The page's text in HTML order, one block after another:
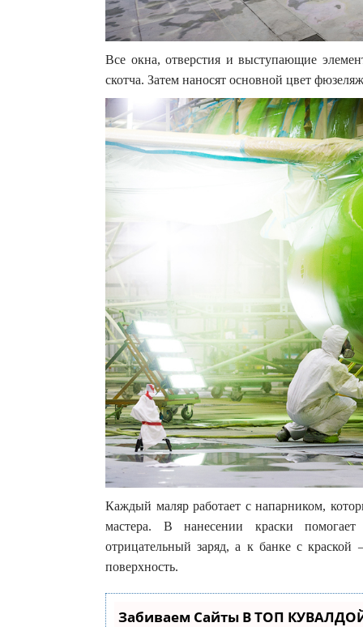
Все окна, отверстия и выступающие
скотча. Затем наносят основной цвет
Каждый маляр работает с напарником,
мастера. В нанесении краски
отрицательный заряд, а к банке с краской
поверхность.
Забиваем Сайты В ТОП